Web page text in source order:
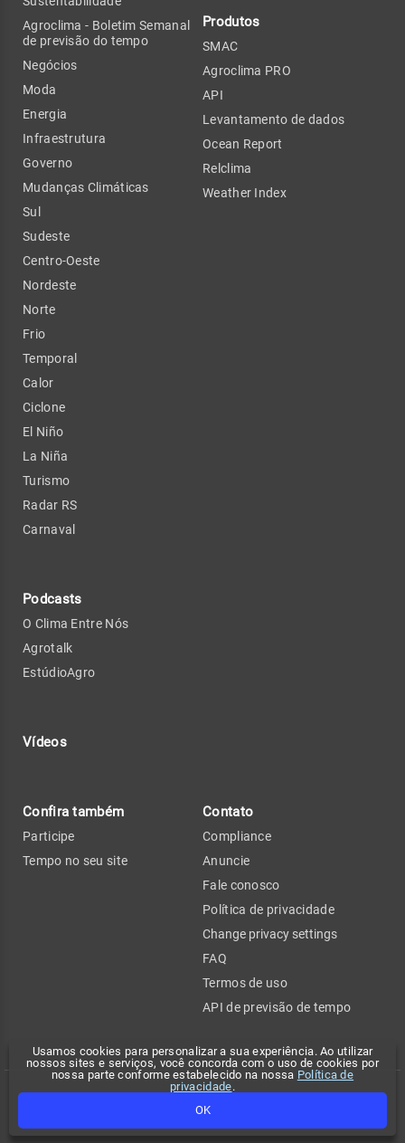
Usamos cookies para personalizar a sua experiência. Ao utilizar
nossos sites e serviços, você concorda com o uso de cookies por
nossa parte conforme estabelecido na nossa Política de
privacidade.
OK
Agroclima - Boletim Semanal
de previsão do tempo
Negócios
Moda
Energia
Infraestrutura
Governo
Mudanças Climáticas
Sul
Sudeste
Centro-Oeste
Nordeste
Norte
Frio
Temporal
Calor
Ciclone
El Niño
La Niña
Turismo
Radar RS
Carnaval
Podcasts
O Clima Entre Nós
Agrotalk
EstúdioAgro
Vídeos
Produtos
SMAC
Agroclima PRO
API
Levantamento de dados
Ocean Report
Relclima
Weather Index
Confira também
Participe
Tempo no seu site
Contato
Compliance
Anuncie
Fale conosco
Política de privacidade
Change privacy settings
FAQ
Termos de uso
API de previsão de tempo
Copyright 2026 - Climatempo. Todos os direitos reservados.